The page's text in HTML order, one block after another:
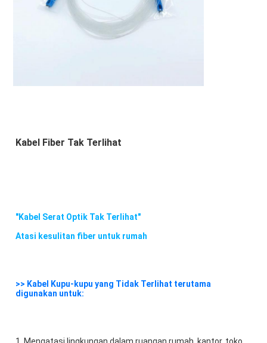
Kabel Fiber Tak Terlihat
"Kabel Serat Optik Tak Terlihat"
Atasi kesulitan fiber untuk rumah
>> Kabel Kupu-kupu yang Tidak Terlihat terutama
digunakan untuk: